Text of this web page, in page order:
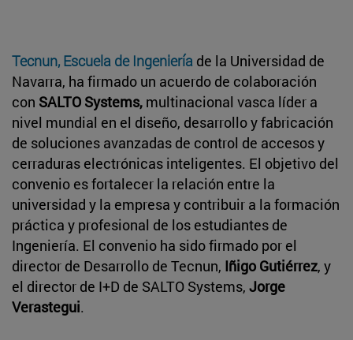
Tecnun, Escuela de Ingeniería de la Universidad de
Navarra, ha firmado un acuerdo de colaboración
con SALTO Systems, multinacional vasca líder a
nivel mundial en el diseño, desarrollo y fabricación
de soluciones avanzadas de control de accesos y
cerraduras electrónicas inteligentes. El objetivo del
convenio es fortalecer la relación entre la
universidad y la empresa y contribuir a la formación
práctica y profesional de los estudiantes de
Ingeniería. El convenio ha sido firmado por el
director de Desarrollo de Tecnun, Iñigo Gutiérrez, y
el director de I+D de SALTO Systems, Jorge
Verastegui.